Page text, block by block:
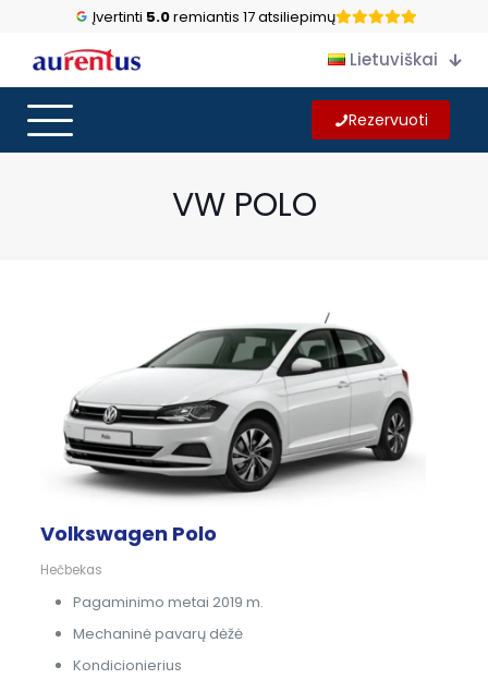
Įvertinti 5.0remiantis 17 atsiliepimų
Lietuviškai
Rezervuoti
VW POLO
Volkswagen Polo
Hečbekas
Pagaminimo metai 2019 m.
Mechaninė pavarų dėžė
Kondicionierius